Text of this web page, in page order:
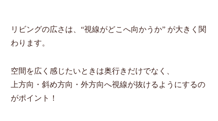
リビングの広さは、“視線がどこへ向かうか” が大きく関
わります。
空間を広く感じたいときは奥行きだけでなく、
上方向・斜め方向・外方向へ視線が抜けるようにするの
がポイント！